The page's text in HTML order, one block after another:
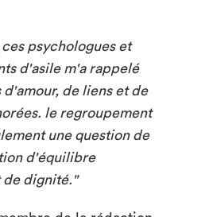
psychologues et
d'asile m'a rappelé
de liens et de
le regroupement
une question de
d'équilibre
de dignité."